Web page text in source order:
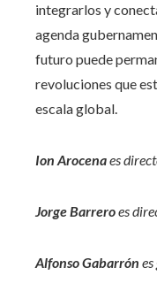
integrarlos y
agenda
futuro puede
revoluciones que
escala global.
Ion Arocenaes
Jorge Barreroes
Alfonso Gabarrón